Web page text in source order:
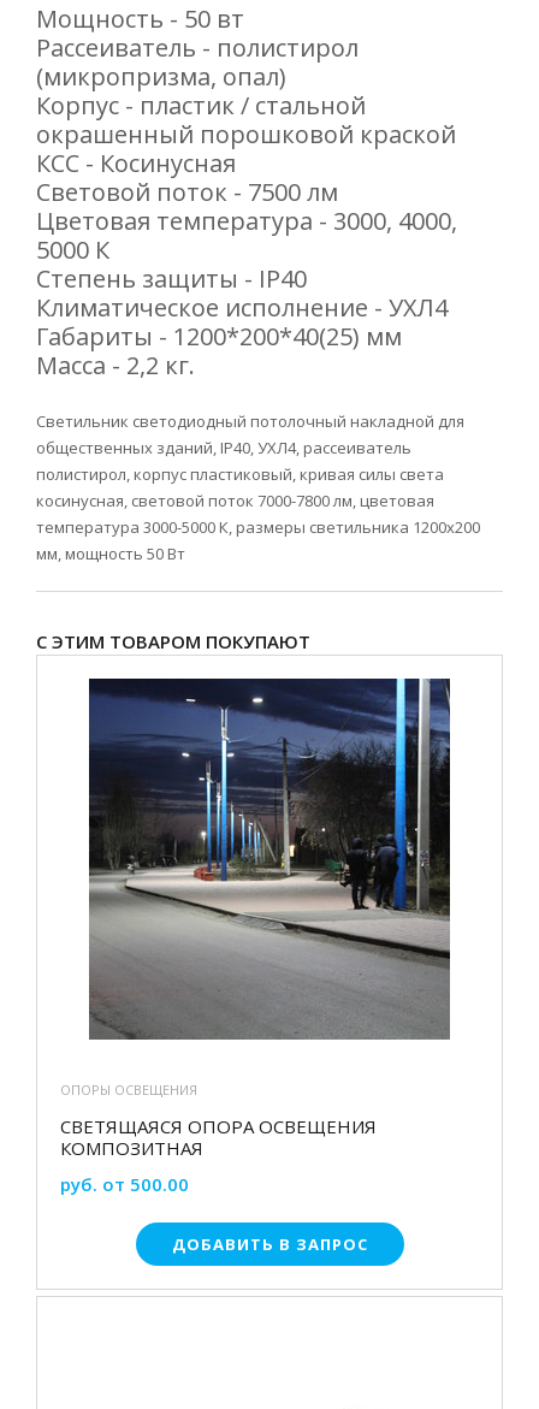
Мощность - 50 вт
Рассеиватель - полистирол
(микропризма, опал)
Корпус - пластик / стальной
окрашенный порошковой краской
КСС - Косинусная
Световой поток - 7500 лм
Цветовая температура - 3000, 4000,
5000 К
Степень защиты - IP40
Климатическое исполнение - УХЛ4
Габариты - 1200*200*40(25) мм
Масса - 2,2 кг.
Светильник светодиодный потолочный накладной для
общественных зданий, IP40, УХЛ4, рассеиватель
полистирол, корпус пластиковый, кривая силы света
косинусная, световой поток 7000-7800 лм, цветовая
температура 3000-5000 К, размеры светильника 1200х200
мм, мощность 50 Вт
С ЭТИМ ТОВАРОМ ПОКУПАЮТ
ОПОРЫ ОСВЕЩЕНИЯ
СВЕТЯЩАЯСЯ ОПОРА ОСВЕЩЕНИЯ
КОМПОЗИТНАЯ
руб. от 500.00
ДОБАВИТЬ В ЗАПРОС